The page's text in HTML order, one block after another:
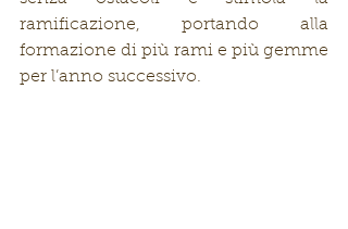
ramificazione, portando alla
formazione di più rami e più gemme
per l’anno successivo.